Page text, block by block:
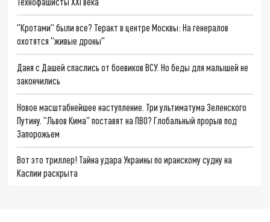
"Кротами" были все? Теракт в центре Москвы: На генералов
охотятся "живые дроны"
Даня с Дашей спаслись от боевиков ВСУ. Но беды для малышей не
закончились
Новое масштабнейшее наступление. Три ультиматума Зеленского
Путину. "Львов Кима" поставят на ПВО? Глобальный прорыв под
Запорожьем
Вот это триллер! Тайна удара Украины по иранскому судну на
Каспии раскрыта